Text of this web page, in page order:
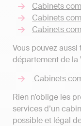
Cabinets
Cabinets
Cabinets
Vous pouvez
département de la
Cabinets
Rien n’oblige les
services d’un
possible et légal